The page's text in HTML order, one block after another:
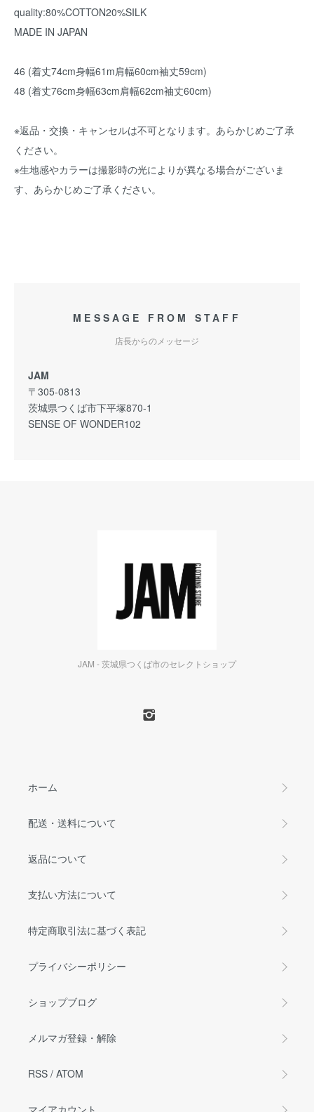
quality:80%COTTON20%SILK
MADE IN JAPAN
46 (着丈74cm身幅61m肩幅60cm袖丈59cm)
48 (着丈76cm身幅63cm肩幅62cm袖丈60cm)
※返品・交換・キャンセルは不可となります。あらかじめご了承
ください。
※生地感やカラーは撮影時の光によりが異なる場合がございま
す、あらかじめご了承ください。
MESSAGE FROM STAFF
店長からのメッセージ
JAM
〒305-0813
茨城県つくば市下平塚870-1
SENSE OF WONDER102
JAM - 茨城県つくば市のセレクトショップ
ホーム
配送・送料について
返品について
支払い方法について
特定商取引法に基づく表記
プライバシーポリシー
ショップブログ
メルマガ登録・解除
RSS / ATOM
マイアカウント